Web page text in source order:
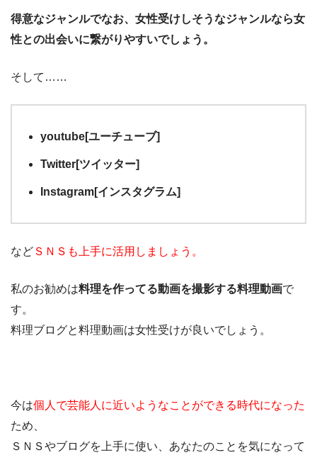
得意なジャンルでなお、女性受けしそうなジャンルなら女
性との出会いに繋がりやすいでしょう。
そして……
youtube[ユーチューブ]
Twitter[ツイッター]
Instagram[インスタグラム]
など ＳＮＳも上手に活用しましょう。
私のお勧めは料理を作ってる動画を撮影する料理動画で
す。
料理ブログと料理動画は女性受けが良いでしょう。
今は個人で芸能人に近いようなことができる時代になった
ため、
ＳＮＳやブログを上手に使い、あなたのことを気になって